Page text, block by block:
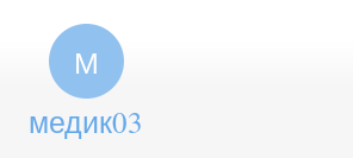
М
медик03